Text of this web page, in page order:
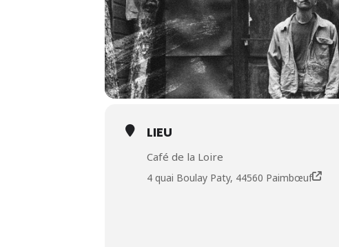
LIEU
Café de la Loire
4 quai Boulay Paty, 44560 Paimbœuf